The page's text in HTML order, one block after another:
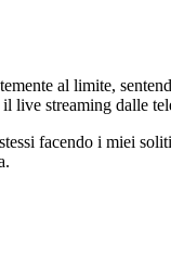
al limite,
live streaming dalle
facendo i miei